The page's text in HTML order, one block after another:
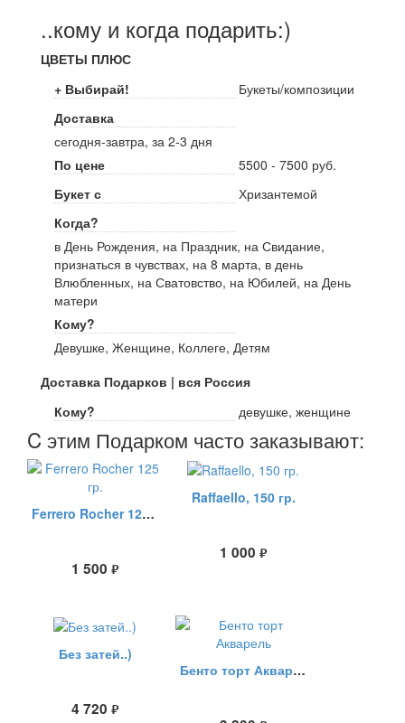
..кому и когда подарить:)
ЦВЕТЫ ПЛЮС
+ Выбирай!
Букеты/композиции
Доставка
сегодня-завтра, за 2-3 дня
По цене
5500 - 7500 руб.
Букет с
Хризантемой
Когда?
в День Рождения, на Праздник, на Свидание,
признаться в чувствах, на 8 марта, в день
Влюбленных, на Сватовство, на Юбилей, на День
матери
Кому?
Девушке, Женщине, Коллеге, Детям
Доставка Подарков | вся Россия
Кому?
девушке, женщине
C этим Подарком часто заказывают:
Ferrero Rocher 125 гр.
1 500 руб.
Raffaello, 150 гр.
1 000 руб.
Без затей..)
4 720 руб.
Бенто торт Акварель